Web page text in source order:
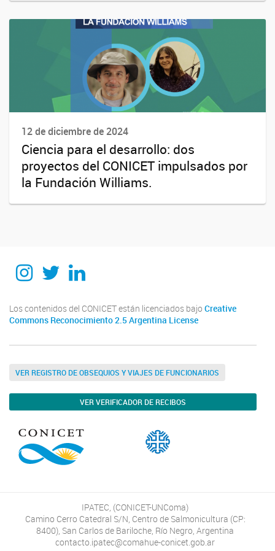
12 de diciembre de 2024
Ciencia para el desarrollo: dos
proyectos del CONICET impulsados por
la Fundación Williams.
Instagram
TwitterLinkedin
Los contenidos del CONICET están licenciados bajo Creative
Commons Reconocimiento 2.5 Argentina License
VER REGISTRO DE OBSEQUIOS Y VIAJES DE FUNCIONARIOS
VER VERIFICADOR DE RECIBOS
IPATEC, (CONICET-UNComa)
Camino Cerro Catedral S/N, Centro de Salmonicultura (CP:
8400), San Carlos de Bariloche, Río Negro, Argentina
contacto.ipatec@comahue-conicet.gob.ar